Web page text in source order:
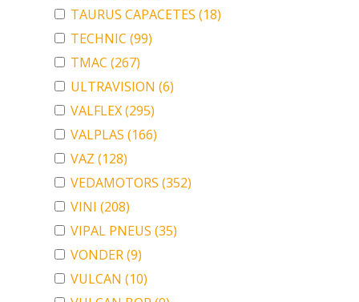
TAURUS CAPACETES (18)
TECHNIC (99)
TMAC (267)
ULTRAVISION (6)
VALFLEX(295)
VALPLAS (166)
VAZ (128)
VEDAMOTORS (352)
VINI (208)
VIPAL PNEUS (35)
VONDER(9)
VULCAN (10)